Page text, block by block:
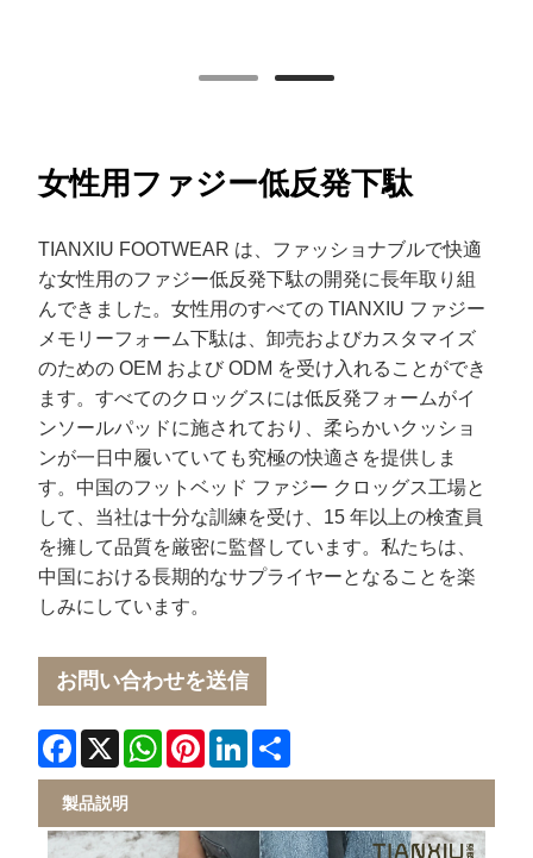
女性用ファジー低反発下駄
TIANXIU FOOTWEAR は、ファッショナブルで快適
な女性用のファジー低反発下駄の開発に長年取り組
んできました。女性用のすべての TIANXIU ファジー
メモリーフォーム下駄は、卸売およびカスタマイズ
のための OEM および ODM を受け入れることができ
ます。すべてのクロッグスには低反発フォームがイ
ンソールパッドに施されており、柔らかいクッショ
ンが一日中履いていても究極の快適さを提供しま
す。中国のフットベッド ファジー クロッグス工場と
して、当社は十分な訓練を受け、15 年以上の検査員
を擁して品質を厳密に監督しています。私たちは、
中国における長期的なサプライヤーとなることを楽
しみにしています。
お問い合わせを送信
Facebook
X WhatsApp
PinterestLinkedIn
製品説明